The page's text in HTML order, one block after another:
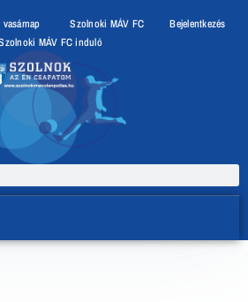
vasárnap Szolnoki MÁV FC
Bejelentkezés
MÁV FC induló